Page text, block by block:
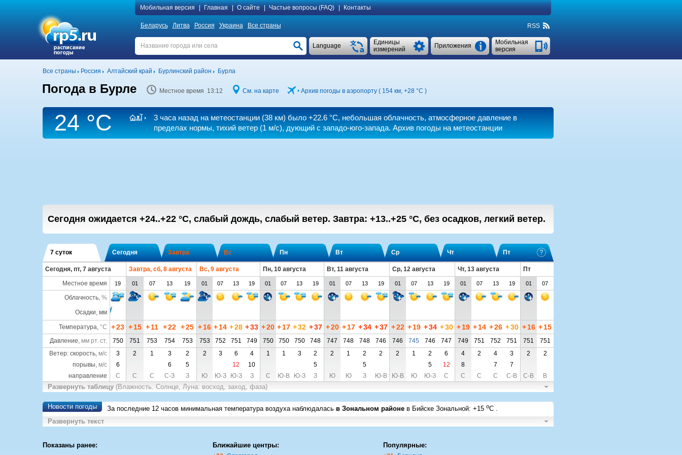
Мобильная версия Главная О сайте Частые вопросы (FAQ) Контакты
Беларусь Литва Россия Украина Все страны RSS
Мобильная
версия
Приложения
Единицы
измерений
Language
Все страны Россия Алтайский край Бурлинский район Бурла
Погода в Бурле Местное время 13:12 См. на карте Архив погоды в аэропорту ( 154 км, +28 °C )
24 °C 3 часа назад на метеостанции (38 км) было +22.6 °C, небольшая облачность, атмосферное давление в
пределах нормы, тихий ветер(1 м/с), дующий с западо-юго-запада. Архив погоды на метеостанции
Сегодня ожидается +24..+22 °C, cлабый дождь, слабый ветер. Завтра: +13..+25 °C, без осадков, легкий ветер.
7 суток Сегодня Завтра Вс Пн Вт Ср Чт Пт
Сегодня, пт, 7 августа Завтра, сб, 8 августа Вс, 9 августа Пн, 10 августа Вт, 11 августа Ср, 12 августа Чт, 13 августа
Пт
Местное время
19 01 07 13 19 01 07 13 19 01 07 13 19 01 07 13 19 01 07 13 19 01 07 13 19 01 07
Облачность, %
Осадки, мм
Температура, °C +23 + 15 +11 +22 +25 +16 +14 +28 +33 +20 +17 +32 +37 +20 + 17 +34 +37 +22 + 19 +34 +30 + 19 + 14 +26 +30 + 16 +15
Давление, мм рт. ст. 750 751 753 754 753 753 752 751 749 750 750 750 748 747 748 748 746 746 745 746 747 749 751 752 751 751
751
Ветер: скорость, м/с 3 2 1 3 2 2 3 6 4 1 1 3 2 2 1 2 2 2 1 2 6 4 2 4 3 2
2
порывы, м/с 6 6 5 12 10 5 5 5 12 8 7
7
направление
С С С С-З З Ю Ю-З Ю-З З С Ю-В Ю-З З Ю Ю З Ю-В Ю-В Ю Ю-З С С С С С-В С-В В
Развернуть таблицу (Влажность. Солнце, Луна: восход, заход, фаза)
Новости погоды За последние 12 часов минимальная температура воздуха наблюдалась в Зональном районе в Бийске Зональной: +15 oC .
Развернуть текст
Показаны ранее: Ближайшие центры: Популярные: